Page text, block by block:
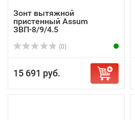
Зонт вытяжной
пристенный Assum
ЗВП-8/9/4.5
(0)
15 691 руб.